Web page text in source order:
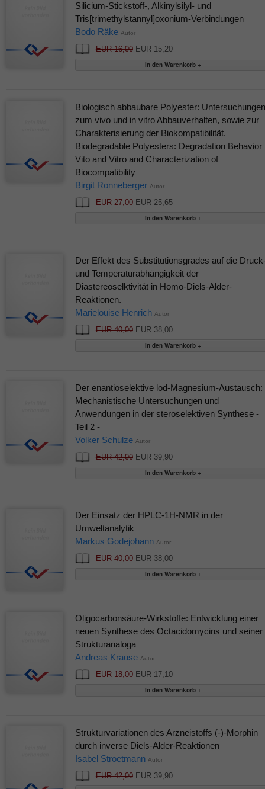
Silicium-Stickstoff-, Alkinylsilyl- und
Tris[trimethylstannyl]oxonium-Verbindungen
Bodo Räke Autor
EUR 16,00EUR 15,20
Biologisch abbaubare Polyester: Untersuchungen
zum vivo und in vitro Abbauverhalten, sowie zur
Charakterisierung der Biokompatibilität.
Biodegradable Polyesters: Degradation Behavior
Vito and Vitro and Characterization of
Biocompatibility
Birgit Ronneberger Autor
EUR 27,00EUR 25,65
Der Effekt des Substitutionsgrades auf die
und Temperaturabhängigkeit der
Diastereoselktivität in Homo-Diels-Alder-
Reaktionen.
Marielouise Henrich Autor
EUR 40,00EUR 38,00
Der enantioselektive lod-Magnesium-Austausch:
Mechanistische Untersuchungen und
Anwendungen in der steroselektiven Synthese -
Teil 2 -
Volker Schulze Autor
EUR 42,00EUR 39,90
Der Einsatz der HPLC-1H-NMR in der
Umweltanalytik
Markus Godejohann Autor
EUR 40,00EUR 38,00
Oligocarbonsäure-Wirkstoffe: Entwicklung einer
neuen Synthese des Octacidomycins und seiner
Strukturanaloga
Andreas Krause Autor
EUR 18,00EUR 17,10
Strukturvariationen des Arzneistoffs (-)-Morphin
durch inverse Diels-Alder-Reaktionen
Isabel Stroetmann Autor
EUR 42,00EUR 39,90